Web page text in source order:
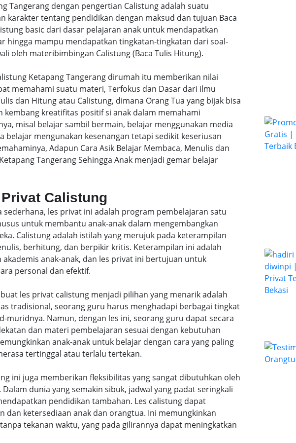
Tangerang dengan pengertian Calistung adalah suatu
karakter tentang pendidikan dengan maksud dan tujuan Baca
basic dari dasar pelajaran anak untuk mendapatkan
hingga mampu mendapatkan tingkatan-tingkatan dari soal-
oleh materibimbingan Calistung (Baca Tulis Hitung).
Ketapang Tangerang dirumah itu memberikan nilai
memahami suatu materi, Terfokus dan Dasar dari ilmu
dan Hitung atau Calistung, dimana Orang Tua yang bijak bisa
kreatifitas positif si anak dalam memahami
misal belajar sambil bermain, belajar menggunakan media
belajar mengunakan kesenangan tetapi sedikit keseriusan
Adapun Cara Asik Belajar Membaca, Menulis dan
Tangerang Sehingga Anak menjadi gemar belajar
Calistung
sederhana, les privat ini adalah program pembelajaran satu
untuk membantu anak-anak dalam mengembangkan
Calistung adalah istilah yang merujuk pada keterampilan
berhitung, dan berpikir kritis. Keterampilan ini adalah
anak-anak, dan les privat ini bertujuan untuk
personal dan efektif.
les privat calistung menjadi pilihan yang menarik adalah
tradisional, seorang guru harus menghadapi berbagai tingkat
muridnya. Namun, dengan les ini, seorang guru dapat secara
dan materi pembelajaran sesuai dengan kebutuhan
anak-anak untuk belajar dengan cara yang paling
tertinggal atau terlalu tertekan.
ini juga memberikan fleksibilitas yang sangat dibutuhkan oleh
dunia yang semakin sibuk, jadwal yang padat seringkali
pendidikan tambahan. Les calistung dapat
dan ketersediaan anak dan orangtua. Ini memungkinkan
tekanan waktu, yang pada gilirannya dapat meningkatkan